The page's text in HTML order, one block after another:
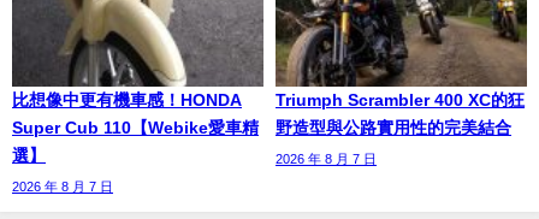
比想像中更有機車感！HONDA
Super Cub 110【Webike愛車精
選】
2026 年 8 月 7 日
Triumph Scrambler 400 XC的狂
野造型與公路實用性的完美結合
2026 年 8 月 7 日